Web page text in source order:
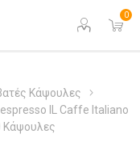
0
Κάψουλες
IL Caffe Italiano
Κάψουλες